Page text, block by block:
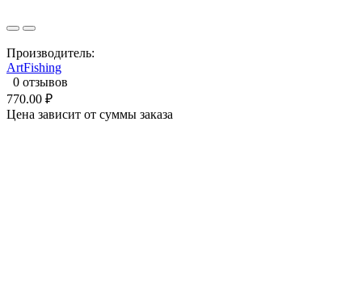
Производитель:
ArtFishing
0 отзывов
770.00 ₽
Цена зависит от суммы заказа